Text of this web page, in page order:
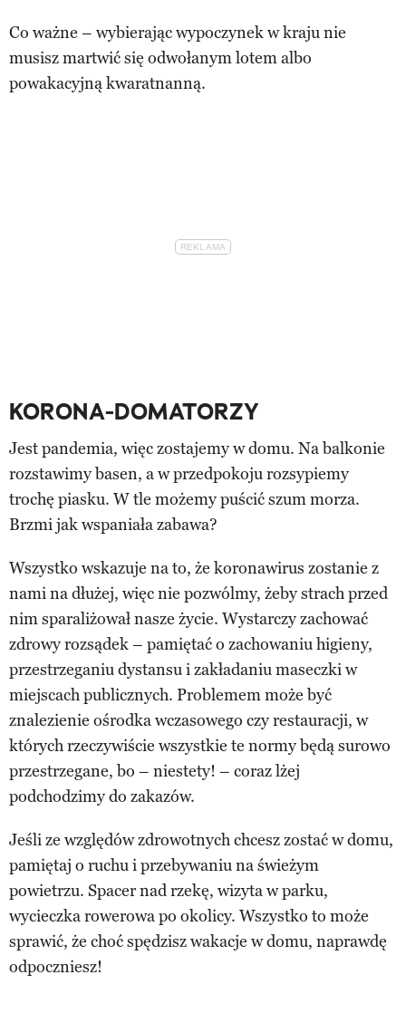
Co ważne – wybierając wypoczynek w kraju nie
musisz martwić się odwołanym lotem albo
powakacyjną kwaratnanną.
KORONA-DOMATORZY
Jest pandemia, więc zostajemy w domu. Na balkonie
rozstawimy basen, a w przedpokoju rozsypiemy
trochę piasku. W tle możemy puścić szum morza.
Brzmi jak wspaniała zabawa?
Wszystko wskazuje na to, że koronawirus zostanie z
nami na dłużej, więc nie pozwólmy, żeby strach przed
nim sparaliżował nasze życie. Wystarczy zachować
zdrowy rozsądek – pamiętać o zachowaniu higieny,
przestrzeganiu dystansu i zakładaniu maseczki w
miejscach publicznych. Problemem może być
znalezienie ośrodka wczasowego czy restauracji, w
których rzeczywiście wszystkie te normy będą surowo
przestrzegane, bo – niestety! – coraz lżej
podchodzimy do zakazów.
Jeśli ze względów zdrowotnych chcesz zostać w domu,
pamiętaj o ruchu i przebywaniu na świeżym
powietrzu. Spacer nad rzekę, wizyta w parku,
wycieczka rowerowa po okolicy. Wszystko to może
sprawić, że choć spędzisz wakacje w domu, naprawdę
odpoczniesz!